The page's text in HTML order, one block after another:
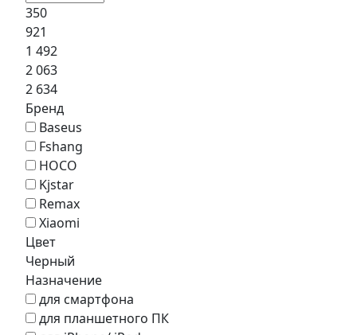
350
921
1 492
2 063
2 634
Бренд
Baseus
Fshang
HOCO
Kjstar
Remax
Xiaomi
Цвет
Черный
Назначение
для смартфона
для планшетного ПК